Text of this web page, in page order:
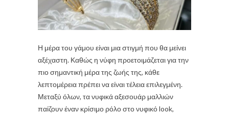
Η μέρα του γάμου είναι μια στιγμή που θα μείνει
αξέχαστη. Καθώς η νύφη προετοιμάζεται για την
πιο σημαντική μέρα της ζωής της, κάθε
λεπτομέρεια πρέπει να είναι τέλεια επιλεγμένη.
Μεταξύ όλων, τα νυφικά αξεσουάρ μαλλιών
παίζουν έναν κρίσιμο ρόλο στο νυφικό look,